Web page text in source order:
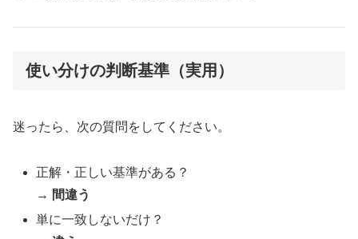
使い分けの判断基準（実用）
迷ったら、次の質問をしてください。
正解・正しい基準がある？
→ 間違う
単に一致しないだけ？